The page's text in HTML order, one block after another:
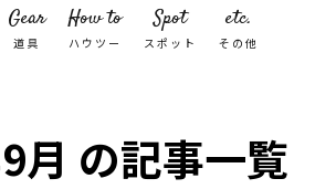
Gear
道具
How to
ハウツー
Spot
スポット
etc.
その他
月 の記事一覧